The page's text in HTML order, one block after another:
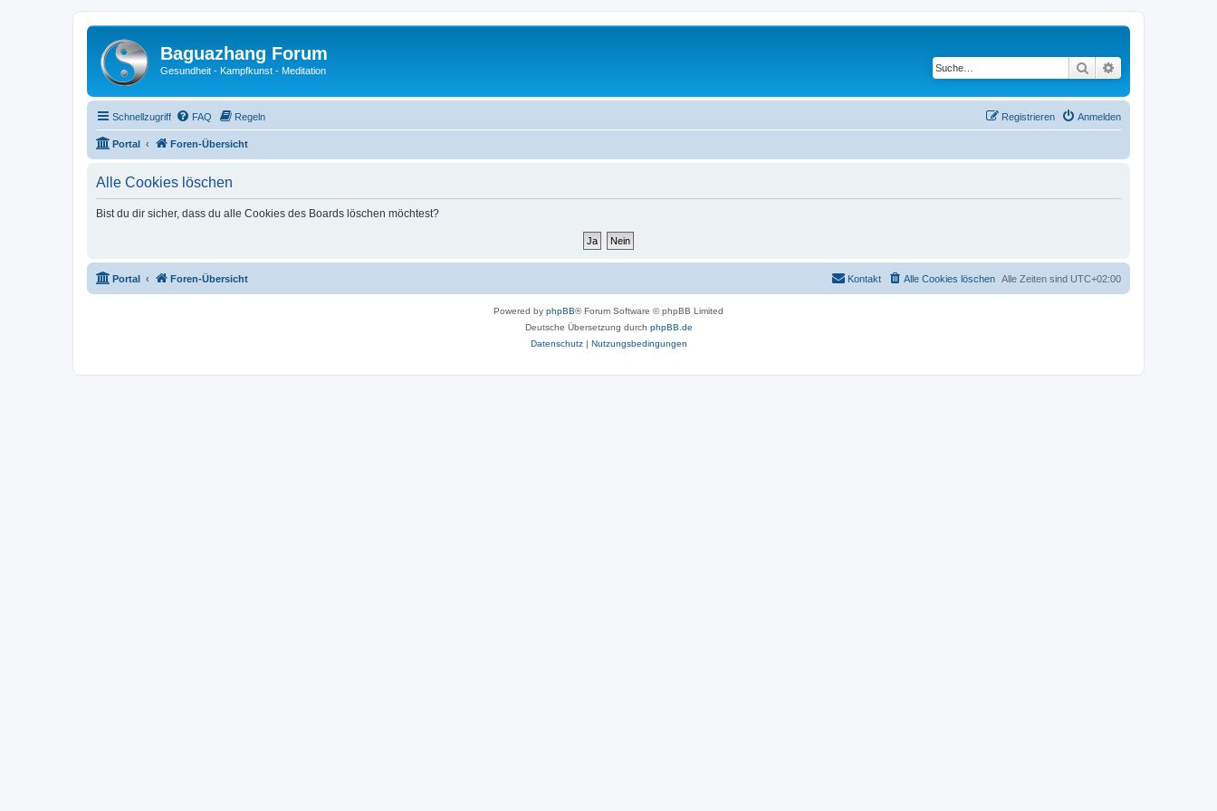
Baguazhang Forum
Gesundheit - Kampfkunst - Meditation Suche
Schnellzugriff FAQ Regeln Anmelden
Registrieren
Portal Foren-Übersicht
Alle Cookies löschen
Bist du dir sicher, dass du alle Cookies des Boards löschen möchtest?
Portal Foren-Übersicht Alle Zeiten sind UTC+02:00
Alle Cookies löschen
Kontakt
Powered by phpBB® Forum Software © phpBB Limited
Deutsche Übersetzung durch phpBB.de
Datenschutz| Nutzungsbedingungen